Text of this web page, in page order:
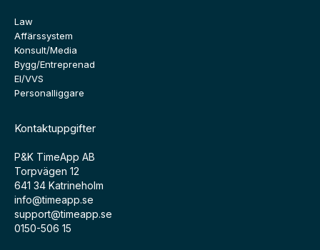
Law
Affärssystem
Konsult/Media
Bygg/Entreprenad
El/VVS
Personalliggare
Kontaktuppgifter
P&K TimeApp AB
Torpvägen 12
641 34 Katrineholm
info@timeapp.se
support@timeapp.se
0150-506 15